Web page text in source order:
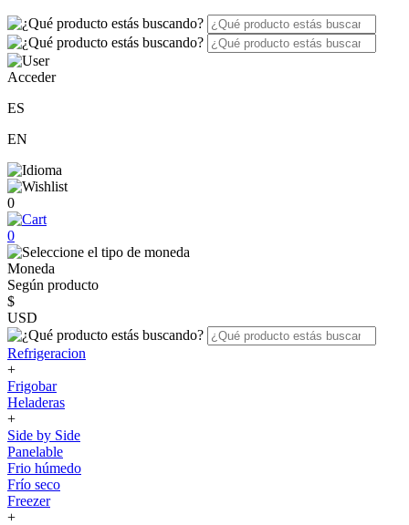
Acceder
ES
EN
0
0
Moneda
Según producto
$
USD
Refrigeracion
+
Frigobar
Heladeras
+
Side by Side
Panelable
Frio húmedo
Frío seco
Freezer
+